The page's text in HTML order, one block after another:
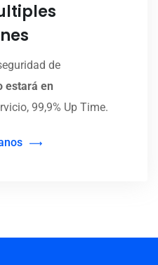
de
estará en
99,9% Up Time.